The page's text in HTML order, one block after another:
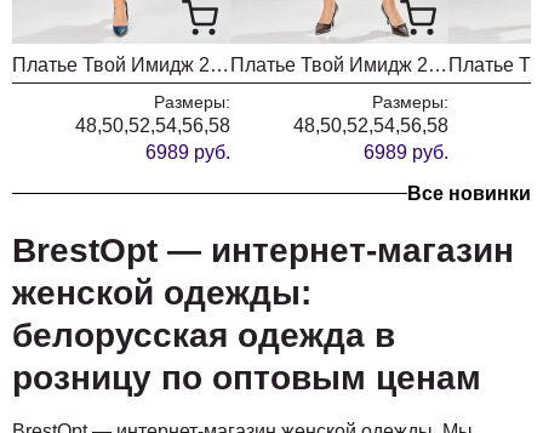
Платье Твой Имидж 2463 серо-голубой с принтом
Размеры:
48,50,52,54,56,58
6989 руб.
Платье Твой Имидж 2462 пудровый с принтом
Размеры:
48,50,52,54,56,58
6989 руб.
Все новинки
BrestOpt — интернет-магазин
женской одежды:
белорусская одежда в
розницу по оптовым ценам